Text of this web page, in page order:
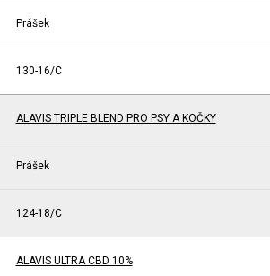
Prášek
130-16/C
ALAVIS TRIPLE BLEND PRO PSY A KOČKY
Prášek
124-18/C
ALAVIS ULTRA CBD 10%